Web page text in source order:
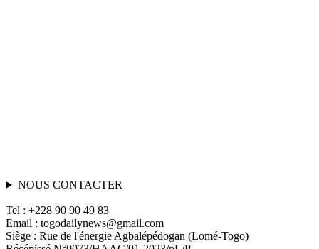
NOUS CONTACTER
Tel : +228 90 90 49 83
Email : togodailynews@gmail.com
Siège : Rue de l'énergie Agbalépédogan (Lomé-Togo)